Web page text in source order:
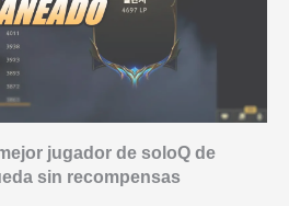
jugador de soloQ de
sin recompensas